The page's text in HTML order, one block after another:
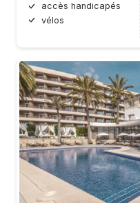
accès handicapés
vélos